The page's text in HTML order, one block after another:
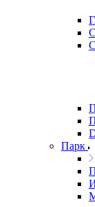
Парк